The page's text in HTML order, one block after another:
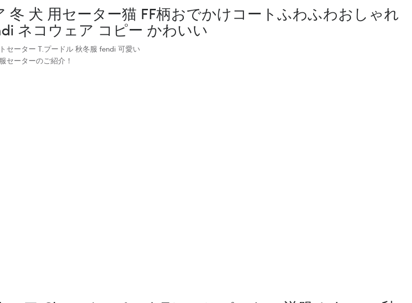
犬 用セーター猫 FF柄おでかけコートふわふわおしゃれ
ネコウェア コピー かわいい
セーター T.プードル 秋冬服 fendi 可愛い
セーターのご紹介！